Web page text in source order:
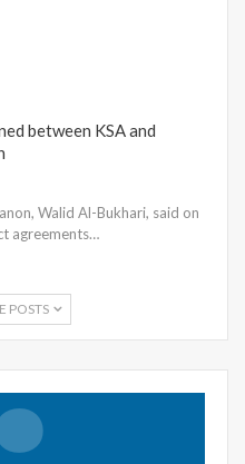
between KSA and
Walid Al-Bukhari, said on
agreements…
POSTS